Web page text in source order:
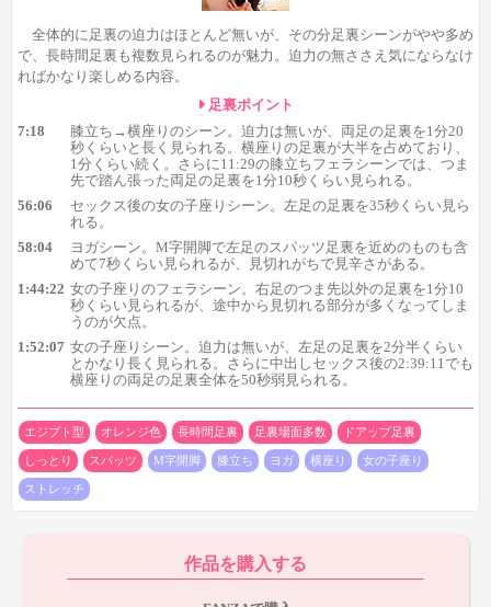
56:06のセックス後の女の子座りシーンでは、左足の足裏が35
秒くらい登場。先程よりかは短時間ですが、それでも結構まとま
った時間見ることができますね。相変わらず迫力はありません
が、足裏の見え具合もなかなか良いです。
2シーン目では58:04のヨガもしくはストレッチシーンで、M字
開脚の左足の足裏が登場。この作品で唯一の近めの足裏なので、
ちなみに3シーン目と4シーン目でも女の子座りの足裏を見るこ
とができますが、他のシーンと比べると見応えは微妙です。4シ
ーン目の1:44:22からは右足の足裏を1分10秒くらいと長く見られ
全体的に足裏の迫力はほとんど無いが、その分足裏シーンがやや多め
で、長時間足裏も複数見られるのが魅力。迫力の無ささえ気にならなけ
ればかなり楽しめる内容。
足裏ポイント
7:18
膝立ち→横座りのシーン。迫力は無いが、両足の足裏を1分20
秒くらいと長く見られる。横座りの足裏が大半を占めており、
1分くらい続く。さらに11:29の膝立ちフェラシーンでは、つま
先で踏ん張った両足の足裏を1分10秒くらい見られる。
56:06
セックス後の女の子座りシーン。左足の足裏を35秒くらい見ら
れる。
58:04
ヨガシーン。M字開脚で左足のスパッツ足裏を近めのものも含
めて7秒くらい見られるが、見切れがちで見辛さがある。
1:44:22 女の子座りのフェラシーン。右足のつま先以外の足裏を1分10
秒くらい見られるが、途中から見切れる部分が多くなってしま
うのが欠点。
1:52:07 女の子座りシーン。迫力は無いが、左足の足裏を2分半くらい
とかなり長く見られる。さらに中出しセックス後の2:39:11でも
横座りの両足の足裏全体を50秒弱見られる。
エジプト型 オレンジ色 長時間足裏 足裏場面多数 ドアップ足裏
しっとり スパッツ M字開脚 膝立ち ヨガ 横座り 女の子座り
ストレッチ
作品を購入する